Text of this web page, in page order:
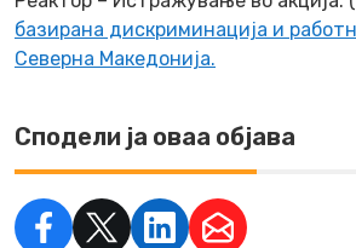
базирана дискриминација и
Северна Македонија.
Сподели ја оваа објава